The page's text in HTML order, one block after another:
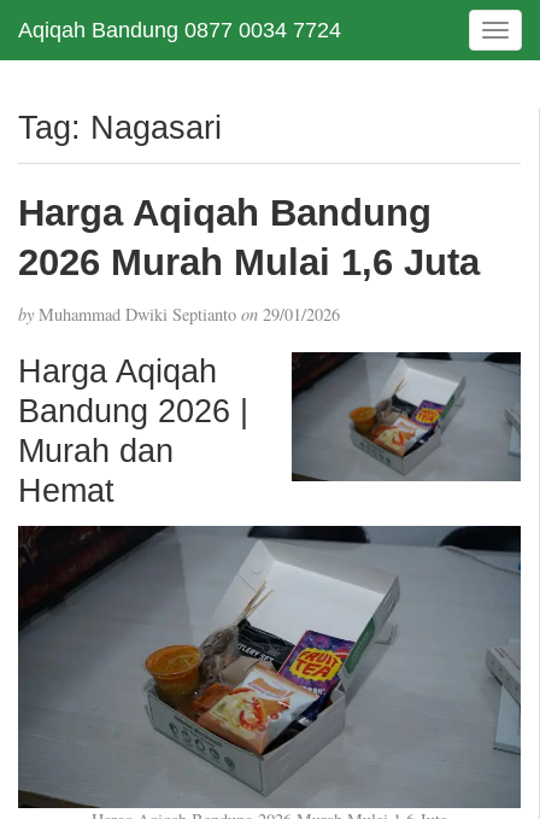
Aqiqah Bandung 0877 0034 7724
T
o
e
t
Tag: Nagasari
Harga Aqiqah Bandung
2026 Murah Mulai 1,6 Juta
by Muhammad Dwiki Septianto on 29/01/2026
Harga Aqiqah
Bandung 2026 |
Murah dan
Hemat